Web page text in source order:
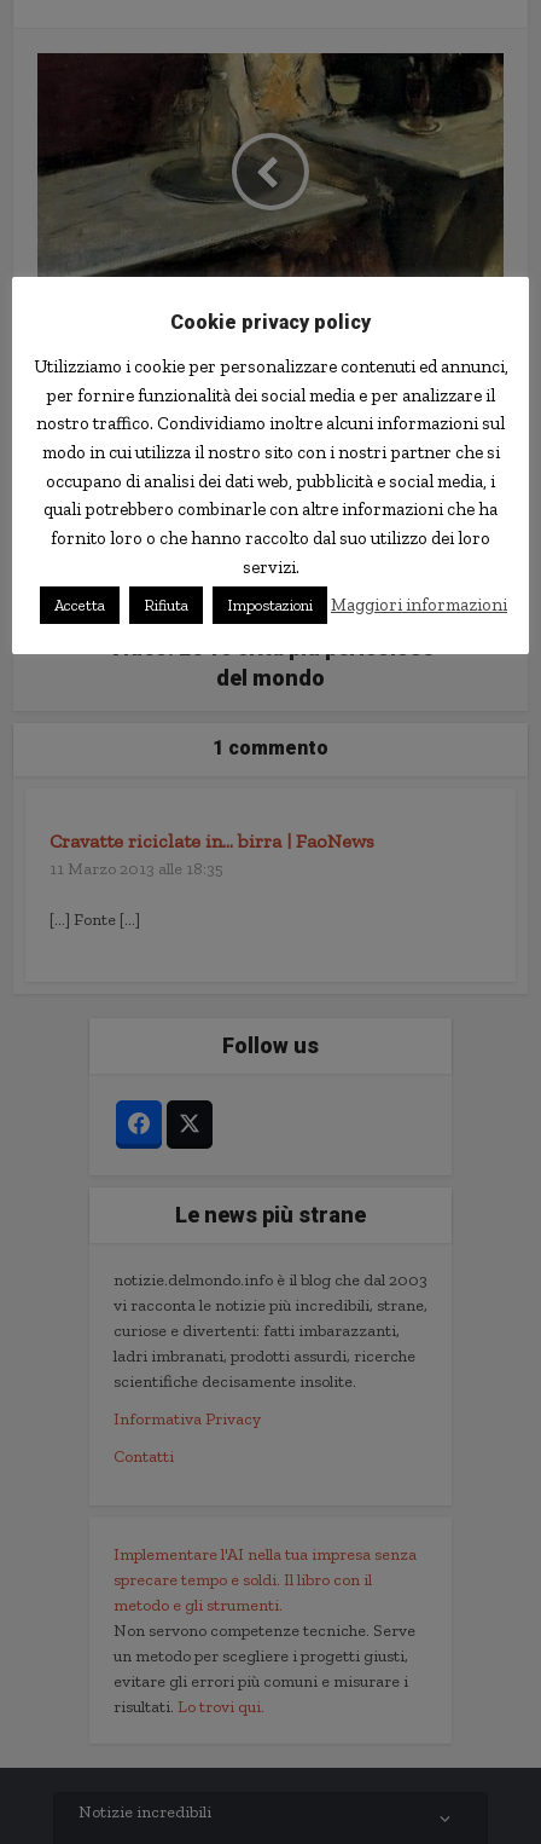
L’Unione Europea vuole
del mondo
1 commento
Cravatte riciclate in… birra | FaoNews
11 Marzo 2013 alle 18:35
[…] Fonte […]
Follow us
Le news più strane
notizie.delmondo.info è il blog che dal 2003
vi racconta le notizie più incredibili, strane,
curiose e divertenti: fatti imbarazzanti,
ladri imbranati, prodotti assurdi, ricerche
scientifiche decisamente insolite.
Informativa Privacy
Contatti
Implementare l'AI nella tua impresa senza
sprecare tempo e soldi. Il libro con il
metodo e gli strumenti.
Non servono competenze tecniche. Serve
un metodo per scegliere i progetti giusti,
evitare gli errori più comuni e misurare i
risultati. Lo trovi qui.
Notizie incredibili
Cookie privacy policy
Utilizziamo i cookie per personalizzare contenuti ed annunci,
per fornire funzionalità dei social media e per analizzare il
nostro traffico. Condividiamo inoltre alcuni informazioni sul
modo in cui utilizza il nostro sito con i nostri partner che si
occupano di analisi dei dati web, pubblicità e social media, i
quali potrebbero combinarle con altre informazioni che ha
fornito loro o che hanno raccolto dal suo utilizzo dei loro
servizi.
Accetta Rifiuta Impostazioni Maggiori informazioni